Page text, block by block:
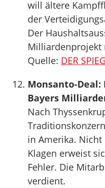
will ältere
der
Der
Milliardenprojekt
Quelle: DER
Monsanto-
Bayers
Nach
in Amerika.
Klagen erweist
Fehler. Die
verdient.